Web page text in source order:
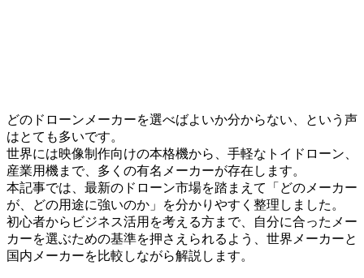
どのドローンメーカーを選べばよいか分からない、という声
はとても多いです。
世界には映像制作向けの本格機から、手軽なトイドローン、
産業用機まで、多くの有名メーカーが存在します。
本記事では、最新のドローン市場を踏まえて「どのメーカー
が、どの用途に強いのか」を分かりやすく整理しました。
初心者からビジネス活用を考える方まで、自分に合ったメー
カーを選ぶための基準を押さえられるよう、世界メーカーと
国内メーカーを比較しながら解説します。